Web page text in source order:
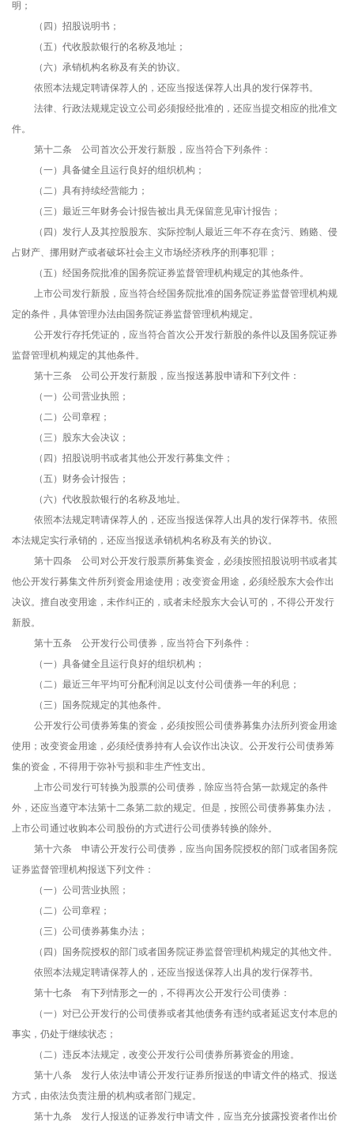
明；
（四）招股说明书；
（五）代收股款银行的名称及地址；
（六）承销机构名称及有关的协议。
依照本法规定聘请保荐人的，还应当报送保荐人出具的发行保荐书。
法律、行政法规规定设立公司必须报经批准的，还应当提交相应的批准文
件。
第十二条 公司首次公开发行新股，应当符合下列条件：
（一）具备健全且运行良好的组织机构；
（二）具有持续经营能力；
（三）最近三年财务会计报告被出具无保留意见审计报告；
（四）发行人及其控股股东、实际控制人最近三年不存在贪污、贿赂、侵
占财产、挪用财产或者破坏社会主义市场经济秩序的刑事犯罪；
（五）经国务院批准的国务院证券监督管理机构规定的其他条件。
上市公司发行新股，应当符合经国务院批准的国务院证券监督管理机构规
定的条件，具体管理办法由国务院证券监督管理机构规定。
公开发行存托凭证的，应当符合首次公开发行新股的条件以及国务院证券
监督管理机构规定的其他条件。
第十三条 公司公开发行新股，应当报送募股申请和下列文件：
（一）公司营业执照；
（二）公司章程；
（三）股东大会决议；
（四）招股说明书或者其他公开发行募集文件；
（五）财务会计报告；
（六）代收股款银行的名称及地址。
依照本法规定聘请保荐人的，还应当报送保荐人出具的发行保荐书。依照
本法规定实行承销的，还应当报送承销机构名称及有关的协议。
第十四条 公司对公开发行股票所募集资金，必须按照招股说明书或者其
他公开发行募集文件所列资金用途使用；改变资金用途，必须经股东大会作出
决议。擅自改变用途，未作纠正的，或者未经股东大会认可的，不得公开发行
新股。
第十五条 公开发行公司债券，应当符合下列条件：
（一）具备健全且运行良好的组织机构；
（二）最近三年平均可分配利润足以支付公司债券一年的利息；
（三）国务院规定的其他条件。
公开发行公司债券筹集的资金，必须按照公司债券募集办法所列资金用途
使用；改变资金用途，必须经债券持有人会议作出决议。公开发行公司债券筹
集的资金，不得用于弥补亏损和非生产性支出。
上市公司发行可转换为股票的公司债券，除应当符合第一款规定的条件
外，还应当遵守本法第十二条第二款的规定。但是，按照公司债券募集办法，
上市公司通过收购本公司股份的方式进行公司债券转换的除外。
第十六条 申请公开发行公司债券，应当向国务院授权的部门或者国务院
证券监督管理机构报送下列文件：
（一）公司营业执照；
（二）公司章程；
（三）公司债券募集办法；
（四）国务院授权的部门或者国务院证券监督管理机构规定的其他文件。
依照本法规定聘请保荐人的，还应当报送保荐人出具的发行保荐书。
第十七条 有下列情形之一的，不得再次公开发行公司债券：
（一）对已公开发行的公司债券或者其他债务有违约或者延迟支付本息的
事实，仍处于继续状态；
（二）违反本法规定，改变公开发行公司债券所募资金的用途。
第十八条 发行人依法申请公开发行证券所报送的申请文件的格式、报送
方式，由依法负责注册的机构或者部门规定。
第十九条 发行人报送的证券发行申请文件，应当充分披露投资者作出价